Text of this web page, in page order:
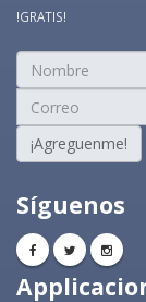
!GRATIS!
¡Agreguenme!
Síguenos